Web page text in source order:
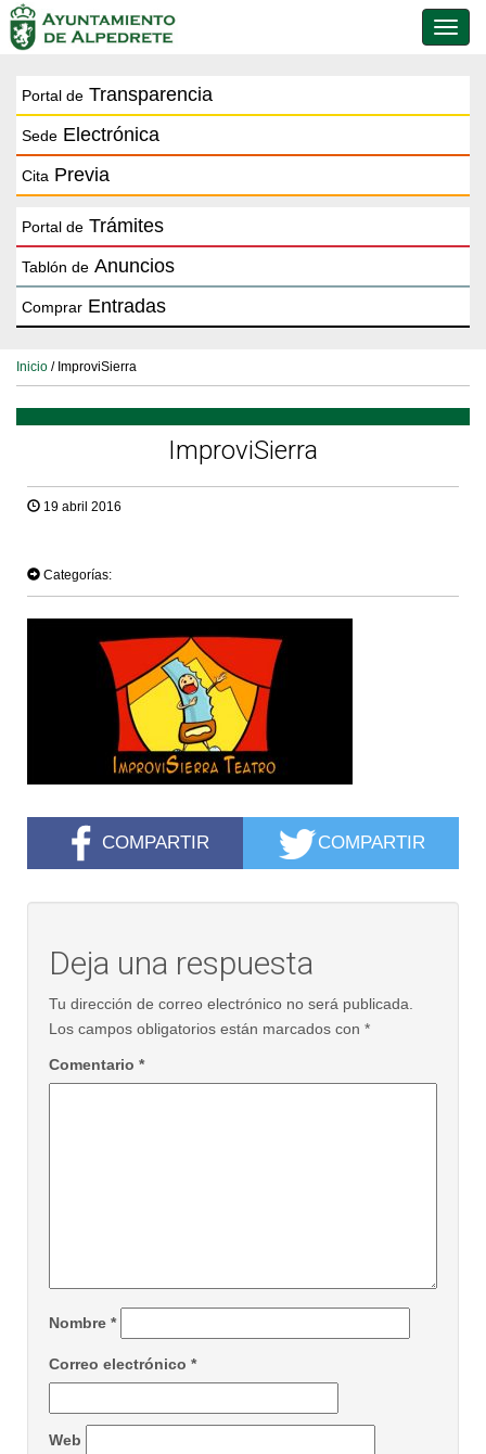
de
Portal de Transparencia
Sede Electrónica
Cita Previa
Portal de Trámites
Tablón de Anuncios
Comprar Entradas
Inicio / ImproviSierra
ImproviSierra
19 abril 2016
Categorías:
COMPARTIR COMPARTIR
Deja una respuesta
Tu dirección de correo electrónico no será publicada.
Los campos obligatorios están marcados con *
Comentario *
Nombre *
Correo electrónico *
Web